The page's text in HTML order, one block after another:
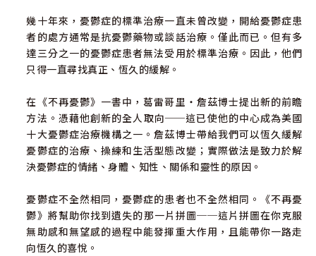
幾十年來，憂鬱症的標準治療一直未曾改變，開給憂鬱症患
者的處方通常是抗憂鬱藥物或談話治療。僅此而已。但有多
達三分之一的憂鬱症患者無法受用於標準治療。因此，他們
只得一直尋找真正、恆久的緩解。
在《不再憂鬱》一書中，葛雷哥里‧詹茲博士提出新的前瞻
方法。憑藉他創新的全人取向──這已使他的中心成為美國
十大憂鬱症治療機構之一。詹茲博士帶給我們可以恆久緩解
憂鬱症的治療、操練和生活型態改變；實際做法是致力於解
決憂鬱症的情緒、身體、知性、關係和靈性的原因。
憂鬱症不全然相同，憂鬱症的患者也不全然相同。《不再憂
鬱》將幫助你找到遺失的那一片拼圖──這片拼圖在你克服
無助感和無望感的過程中能發揮重大作用，且能帶你一路走
向恆久的喜悅。